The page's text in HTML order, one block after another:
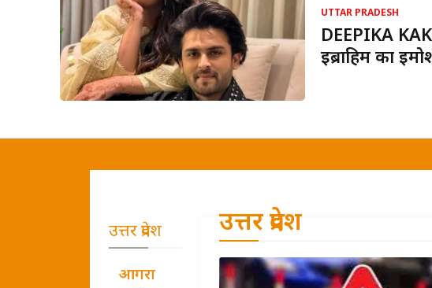
UTTAR PRADESH
DEEPIKA
इब्राहिम का
उत्तर प्रदेश
आगरा
उत्तर प्रदेश